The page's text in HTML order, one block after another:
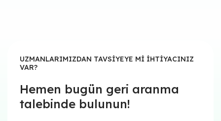
UZMANLARIMIZDAN TAVSIYEYE MI IHTIYACINIZ
VAR?
Hemen bugün geri aranma
talebinde bulunun!